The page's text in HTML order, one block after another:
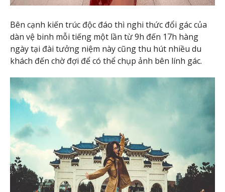
Bên cạnh kiến trúc độc đáo thì nghi thức đổi gác của
dàn vệ binh mỗi tiếng một lần từ 9h đến 17h hàng
ngày tại đài tưởng niệm này cũng thu hút nhiều du
khách đến chờ đợi để có thể chụp ảnh bên lính gác.